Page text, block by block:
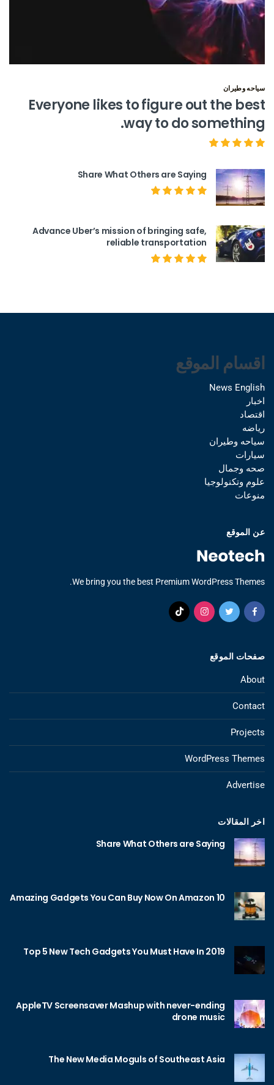
سياحه وطيران
Everyone likes to figure out the best
way to do something.
Share What Others are Saying
Advance Uber’s mission of bringing safe,
reliable transportation
اقسام الموقع
News English
اخبار
اقتصاد
رياضه
سياحه وطيران
سيارات
صحه وجمال
علوم وتكنولوجيا
منوعات
عن الموقع
We bring you the best Premium WordPress Themes.
صفحات الموقع
About
Contact
Projects
WordPress Themes
Advertise
اخر المقالات
Share What Others are Saying
10 Amazing Gadgets You Can Buy Now On Amazon
Top 5 New Tech Gadgets You Must Have In 2019
AppleTV Screensaver Mashup with never-ending
drone music
The New Media Moguls of Southeast Asia